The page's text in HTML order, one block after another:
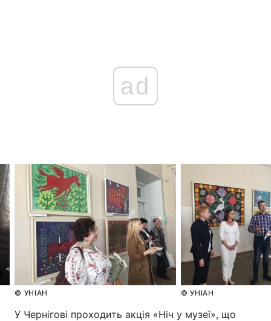
ad
© УНІАН © УНІАН
У Чернігові проходить акція «Ніч у музеї», що